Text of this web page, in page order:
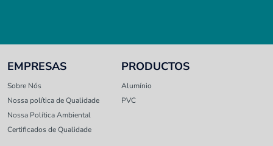
EMPRESAS
Sobre Nós
Nossa política de Qualidade
Nossa Política Ambiental
Certificados de Qualidade
PRODUCTOS
Alumínio
PVC